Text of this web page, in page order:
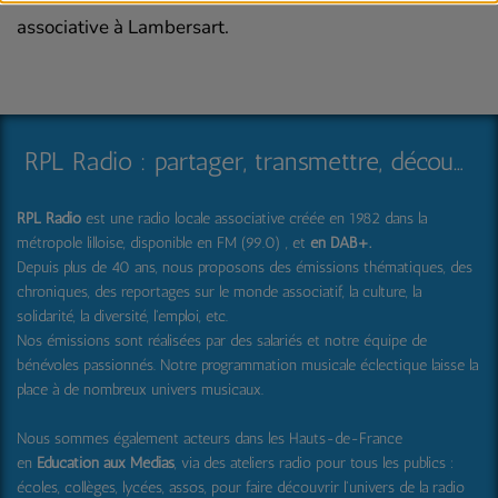
associative à Lambersart.
RPL Radio : partager, transmettre, découvrir et surprendre
RPL Radio est une radio locale associative créée en 1982 dans la
métropole lilloise, disponible en FM (99.0) , et en DAB+.
Depuis plus de 40 ans, nous proposons des émissions thématiques, des
chroniques, des reportages sur le monde associatif, la culture, la
solidarité, la diversité, l'emploi, etc.
Nos émissions sont réalisées par des salariés et notre équipe de
bénévoles passionnés. Notre programmation musicale éclectique laisse la
place à de nombreux univers musicaux.
Nous sommes également acteurs dans les Hauts-de-France
en Education aux Médias, via des ateliers radio pour tous les publics :
écoles, collèges, lycées, assos, pour faire découvrir l'univers de la radio